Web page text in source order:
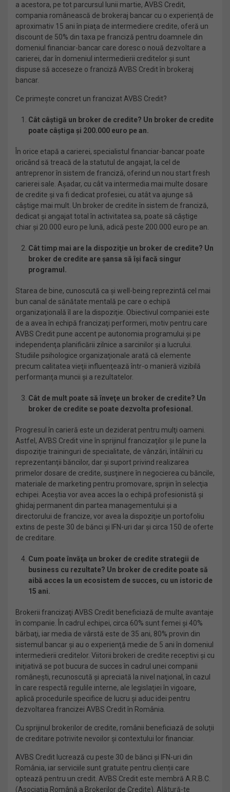
a acestora, pe tot parcursul lunii martie, AVBS Credit,
compania românească de brokeraj bancar cu o experienţă de
aproximativ 15 ani în piaţa de intermediere credite, oferă un
discount de 50% din taxa pe franciză pentru doamnele din
domeniul financiar-bancar care doresc o nouă dezvoltare a
carierei, dar în domeniul intermedierii creditelor şi sunt
dispuse să acceseze o franciză AVBS Credit în brokeraj
bancar.
Ce primeşte concret un francizat AVBS Credit?
Cât câştigă un broker de credite? Un broker de credite
poate câştiga şi 200.000 euro pe an.
În orice etapă a carierei, specialistul financiar-bancar poate
oricând să treacă de la statutul de angajat, la cel de
antreprenor în sistem de franciză, oferind un nou start fresh
carierei sale. Aşadar, cu cât va intermedia mai multe dosare
de credite şi va fi dedicat profesiei, cu atât va ajunge să
câştige mai mult. Un broker de credite în sistem de franciză,
dedicat și angajat total în activitatea sa, poate să câștige
chiar și 20.000 euro pe lună, adică peste 200.000 euro pe an.
Cât timp mai are la dispoziţie un broker de credite? Un
broker de credite are şansa să îşi facă singur
programul.
Starea de bine, cunoscută ca şi well-being reprezintă cel mai
bun canal de sănătate mentală pe care o echipă
organizaţională îl are la dispoziţie. Obiectivul companiei este
de a avea în echipă francizaţi performeri, motiv pentru care
AVBS Credit pune accent pe autonomia programului şi pe
independenţa planificării zilnice a sarcinilor şi a lucrului.
Studiile psihologice organizaţionale arată că elemente
precum calitatea vieţii influenţează într-o manieră vizibilă
performanţa muncii şi a rezultatelor.
Cât de mult poate să înveţe un broker de credite? Un
broker de credite se poate dezvolta profesional.
Progresul în carieră este un deziderat pentru mulţi oameni.
Astfel, AVBS Credit vine în sprijinul francizaţilor şi le pune la
dispoziţie traininguri de specialitate, de vânzări, întâlniri cu
reprezentanţii băncilor, dar şi suport privind realizarea
primelor dosare de credite, susţinere în negocierea cu băncile,
materiale de marketing pentru promovare, sprijin în selecţia
echipei. Aceştia vor avea acces la o echipă profesionistă şi
ghidaj permanent din partea managementului şi a
directorului de francize, vor avea la dispoziţie un portofoliu
extins de peste 30 de bănci şi IFN-uri dar şi circa 150 de oferte
de creditare.
Cum poate învăţa un broker de credite strategii de
business cu rezultate? Un broker de credite poate să
aibă acces la un ecosistem de succes, cu un istoric de
15 ani.
Brokerii francizaţi AVBS Credit beneficiază de multe avantaje
în companie. În cadrul echipei, circa 60% sunt femei şi 40%
bărbaţi, iar media de vârstă este de 35 ani, 80% provin din
sistemul bancar şi au o experienţă medie de 5 ani în domeniul
intermedierii creditelor. Viitorii brokeri de credite receptivi şi cu
iniţiativă se pot bucura de succes în cadrul unei companii
româneşti, recunoscută şi apreciată la nivel naţional, în cazul
în care respectă regulile interne, ale legislaţiei în vigoare,
aplică procedurile specifice de lucru şi aduc idei pentru
dezvoltarea francizei AVBS Credit în România.
Cu sprijinul brokerilor de credite, românii beneficiază de soluții
de creditare potrivite nevoilor și contextului lor financiar.
AVBS Credit lucrează cu peste 30 de bănci și IFN-uri din
România, iar serviciile sunt gratuite pentru clienții care
optează pentru un credit. AVBS Credit este membră A.R.B.C.
(Asociația Română a Brokerilor de Credite). Alătură-te